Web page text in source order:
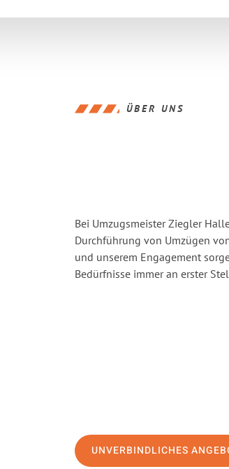
ÜBER UNS
Bei Umzugsmeister Ziegler
Durchführung von Umzügen
und unserem Engagement
Bedürfnisse immer an erster
UNVERBINDLICHES